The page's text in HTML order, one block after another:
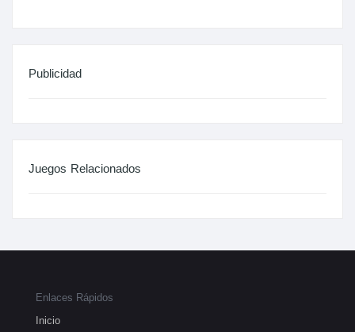
Publicidad
Juegos Relacionados
Enlaces Rápidos
Inicio